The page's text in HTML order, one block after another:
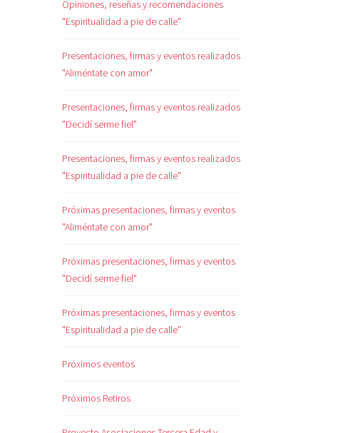
Opiniones, reseñas y recomendaciones
"Espiritualidad a pie de calle"
Presentaciones, firmas y eventos realizados
"Aliméntate con amor"
Presentaciones, firmas y eventos realizados
"Decidí serme fiel"
Presentaciones, firmas y eventos realizados
"Espiritualidad a pie de calle"
Próximas presentaciones, firmas y eventos
"Aliméntate con amor"
Próximas presentaciones, firmas y eventos
"Decidí serme fiel"
Próximas presentaciones, firmas y eventos
"Espiritualidad a pie de calle"
Próximos eventos
Próximos Retiros